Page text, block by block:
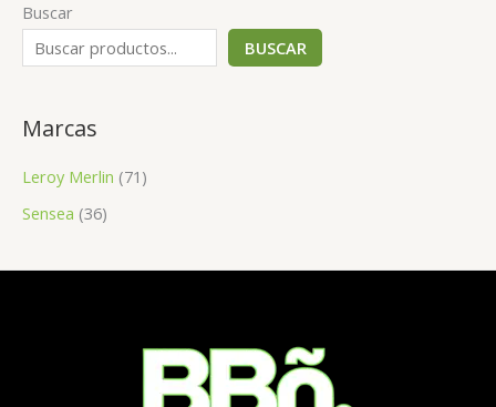
Buscar
BUSCAR
Marcas
Leroy Merlin (71)
Sensea (36)